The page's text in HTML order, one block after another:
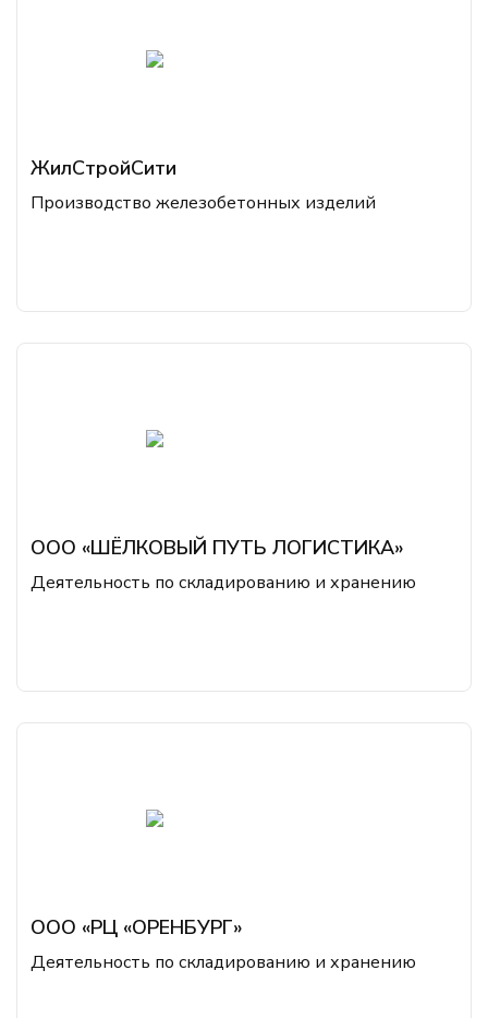
ЖилСтройСити
Производство железобетонных изделий
ООО «ШЁЛКОВЫЙ ПУТЬ ЛОГИСТИКА»
Деятельность по складированию и хранению
ООО «РЦ «ОРЕНБУРГ»
Деятельность по складированию и хранению